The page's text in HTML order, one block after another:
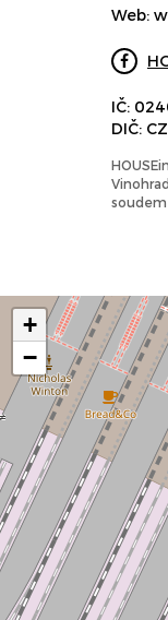
Web:
IČ:
DIČ:
soudem
+
−